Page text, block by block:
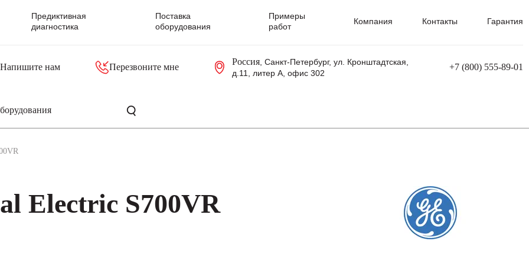
Предиктивная
диагностика
Поставка
оборудования
Примеры
работ
Компания Контакты Гарантия
Напишите нам Перезвоните мне
Россия, Санкт-Петербург, ул. Кронштадтская,
д.11, литер А, офис 302
+7 (800) 555-89-01
Electric S700VR